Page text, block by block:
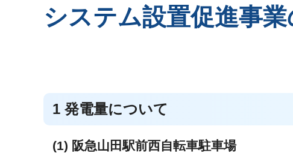
システム設置促進事
1 発電量について
(1) 阪急山田駅前西自転車駐車場